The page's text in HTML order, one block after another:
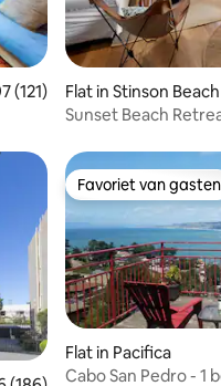
beoordeling van
(121)
Flat in Stinson Beach
Sunset Beach
Favoriet van gasten
Favoriet van gasten
Flat in Pacifica
Cabo San Pedro - 1